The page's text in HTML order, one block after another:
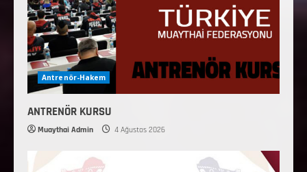
Antrenör-Hakem
ANTRENÖR KURSU
Muaythai Admin 4 Ağustos 2026